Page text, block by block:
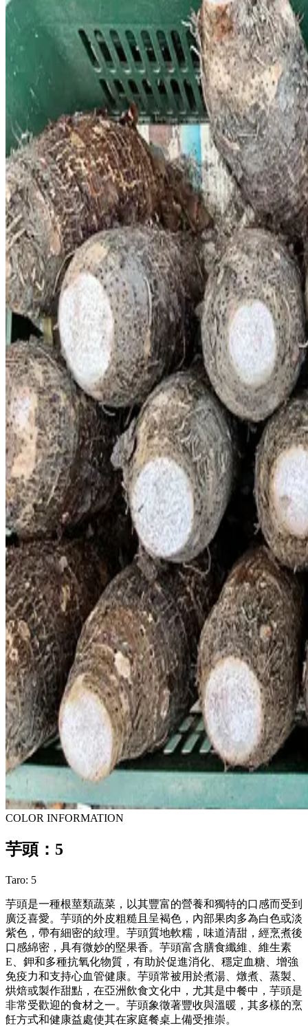
COLOR INFORMATION
芋頭：5
Taro: 5
芋頭是一種根莖類蔬菜，以其豐富的營養和獨特的口感而受到
廣泛喜愛。芋頭的外皮粗糙且呈褐色，內部果肉多為白色或淡
紫色，帶有細密的紋理。芋頭質地軟糯，味道清甜，經烹煮後
口感綿密，具有微妙的堅果香。芋頭富含膳食纖維、維生素
E、鉀和多種抗氧化物質，有助於促進消化、穩定血糖、增強
免疫力和支持心血管健康。芋頭常被用於煮湯、燉煮、蒸製、
烘焙或製作甜點，在亞洲飲食文化中，尤其是中餐中，芋頭是
非常受歡迎的食材之一。芋頭象徵著豐收與溫暖，其多樣的烹
飪方式和健康益處使其在家庭餐桌上備受推崇。